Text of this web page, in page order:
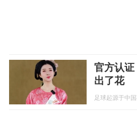
官方认
出了花
足球起源于中